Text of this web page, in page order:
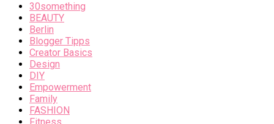
30something
BEAUTY
Berlin
Blogger Tipps
Creator Basics
Design
DIY
Empowerment
Family
FASHION